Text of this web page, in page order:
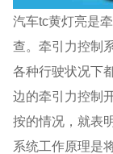
汽车tc黄灯亮是
查。牵引力控制
各种行驶状况下
边的牵引力控制
按的情况，就表
系统工作原理是